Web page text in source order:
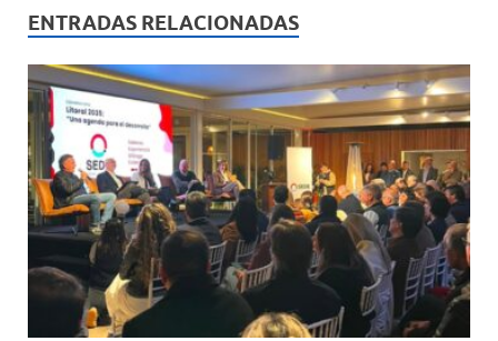
s
A
p
p
b
o
o
k
p
ar
ti
r
ENTRADAS RELACIONADAS